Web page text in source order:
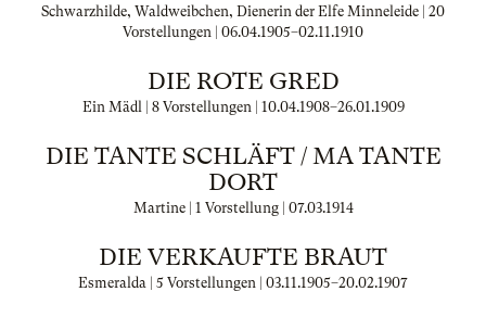
Schwarzhilde, Waldweibchen, Dienerin der Elfe Minneleide | 20
Vorstellungen | 06.04.1905–02.11.1910
DIE ROTE GRED
Ein Mädl | 8 Vorstellungen | 10.04.1908–26.01.1909
DIE TANTE SCHLÄFT / MA TANTE
DORT
Martine | 1 Vorstellung | 07.03.1914
DIE VERKAUFTE BRAUT
Esmeralda | 5 Vorstellungen | 03.11.1905–20.02.1907